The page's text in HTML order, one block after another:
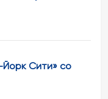
Сити» со